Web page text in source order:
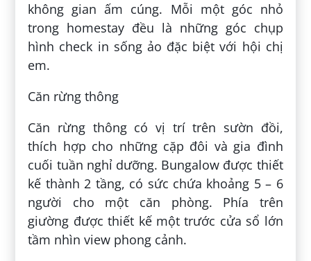
không gian ấm cúng. Mỗi một góc nhỏ
trong homestay đều là những góc chụp
hình check in sống ảo đặc biệt với hội chị
em.
Căn rừng thông
Căn rừng thông có vị trí trên sườn đồi,
thích hợp cho những cặp đôi và gia đình
cuối tuần nghỉ dưỡng. Bungalow được thiết
kế thành 2 tầng, có sức chứa khoảng 5 – 6
người cho một căn phòng. Phía trên
giường được thiết kế một trước cửa sổ lớn
tầm nhìn view phong cảnh.